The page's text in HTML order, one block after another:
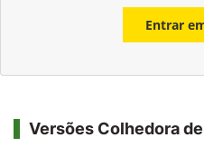
Entrar
Versões Colhedora